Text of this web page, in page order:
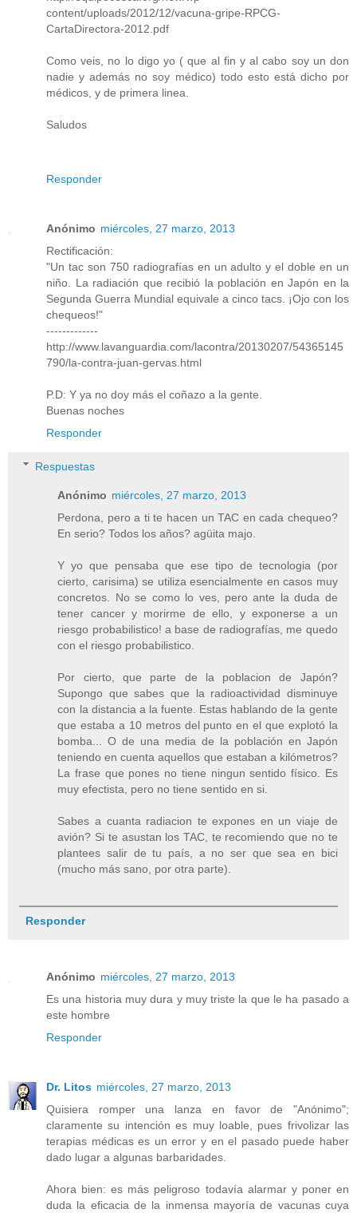
content/uploads/2012/12/vacuna-gripe-RPCG-
CartaDirectora-2012.pdf
Como veis, no lo digo yo ( que al fin y al cabo soy un don
nadie y además no soy médico) todo esto está dicho por
médicos, y de primera linea.
Saludos
Responder
Anónimo miércoles, 27 marzo, 2013
Rectificación:
"Un tac son 750 radiografías en un adulto y el doble en un
niño. La radiación que recibió la población en Japón en la
Segunda Guerra Mundial equivale a cinco tacs. ¡Ojo con los
chequeos!"
-------------
http://www.lavanguardia.com/lacontra/20130207/54365145
790/la-contra-juan-gervas.html
P.D: Y ya no doy más el coñazo a la gente.
Buenas noches
Responder
Respuestas
Anónimo miércoles, 27 marzo, 2013
Perdona, pero a ti te hacen un TAC en cada chequeo?
En serio? Todos los años? agüita majo.
Y yo que pensaba que ese tipo de tecnologia (por
cierto, carisima) se utiliza esencialmente en casos muy
concretos. No se como lo ves, pero ante la duda de
tener cancer y morirme de ello, y exponerse a un
riesgo probabilistico! a base de radiografías, me quedo
con el riesgo probabilistico.
Por cierto, que parte de la poblacion de Japón?
Supongo que sabes que la radioactividad disminuye
con la distancia a la fuente. Estas hablando de la gente
que estaba a 10 metros del punto en el que explotó la
bomba... O de una media de la población en Japón
teniendo en cuenta aquellos que estaban a kilómetros?
La frase que pones no tiene ningun sentido físico. Es
muy efectista, pero no tiene sentido en si.
Sabes a cuanta radiacion te expones en un viaje de
avión? Si te asustan los TAC, te recomiendo que no te
plantees salir de tu país, a no ser que sea en bici
(mucho más sano, por otra parte).
Responder
Anónimo miércoles, 27 marzo, 2013
Es una historia muy dura y muy triste la que le ha pasado a
este hombre
Responder
Dr. Litos miércoles, 27 marzo, 2013
Quisiera romper una lanza en favor de "Anónimo";
claramente su intención es muy loable, pues frivolizar las
terapias médicas es un error y en el pasado puede haber
dado lugar a algunas barbaridades.
Ahora bien: es más peligroso todavía alarmar y poner en
duda la eficacia de la inmensa mayoría de vacunas cuya